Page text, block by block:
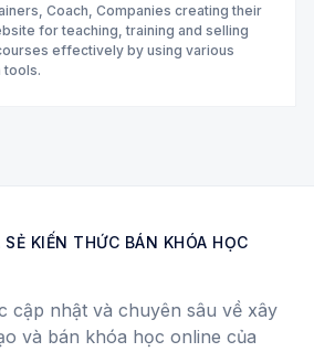
Coach, Companies creating their
for teaching, training and selling
effectively by using various
tools.
KIẾN THỨC BÁN KHÓA HỌC
cập nhật và chuyên sâu về xây
và bán khóa học online của